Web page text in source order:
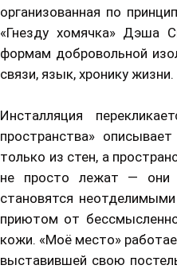
организованная по
«Гнезду хомячка» Дэша
формам добровольной
связи, язык, хронику жизни.
Инсталляция
пространства»
только из стен, а
не просто лежат — они
становятся
приютом от
кожи. «Моё место»
выставившей свою